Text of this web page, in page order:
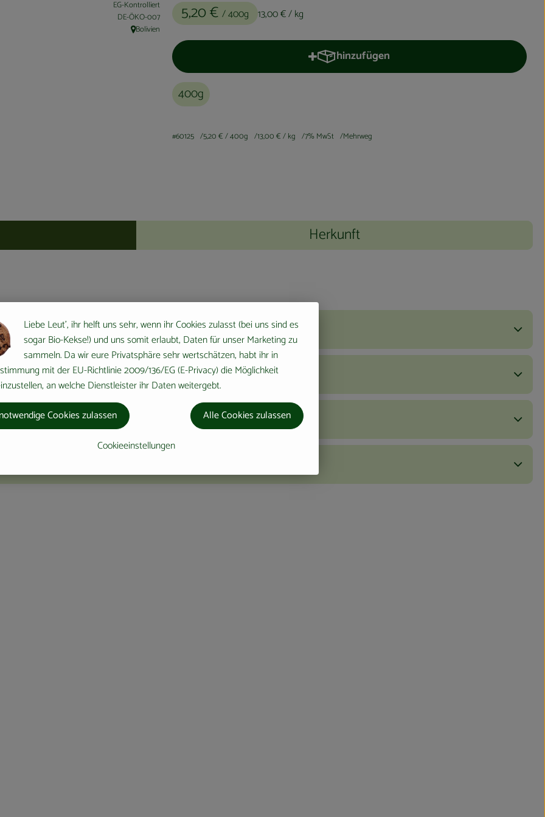
5,20 € / 400g 13,00 €/ kg
EG-Kontrolliert
, Kontrollstelle:
DE-ÖKO-007
, Herkunft:
Bolivien
hinzufügen
Produkt zum Warenkorb hinzufügen
400g
#60125 5,20 €/ 400g 13,00 €/ kg 7% MwSt Mehrweg
Herkunft
Liebe Leut', ihr helft uns sehr, wenn ihr Cookies zulasst (bei uns sind es
sogar Bio-Kekse!) und uns somit erlaubt, Daten für unser Marketing zu
sammeln. Da wir eure Privatsphäre sehr wertschätzen, habt ihr in
mit der EU-Richtlinie 2009/136/EG (E-Privacy) die Möglichkeit
an welche Dienstleister ihr Daten weitergebt.
Cookieeinstellungen
Cookies zulassen Alle Cookies zulassen